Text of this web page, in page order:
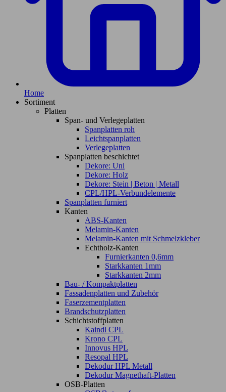
Home
Sortiment
Platten
Span- und Verlegeplatten
Spanplatten roh
Leichtspanplatten
Verlegeplatten
Spanplatten beschichtet
Dekore: Uni
Dekore: Holz
Dekore: Stein | Beton | Metall
CPL/HPL-Verbundelemente
Spanplatten furniert
Kanten
ABS-Kanten
Melamin-Kanten
Melamin-Kanten mit Schmelzkleber
Echtholz-Kanten
Furnierkanten 0,6mm
Starkkanten 1mm
Starkkanten 2mm
Bau- / Kompaktplatten
Fassadenplatten und Zubehör
Faserzementplatten
Brandschutzplatten
Schichtstoffplatten
Kaindl CPL
Krono CPL
Innovus HPL
Resopal HPL
Dekodur HPL Metall
Dekodur Magnethaft-Platten
OSB-Platten